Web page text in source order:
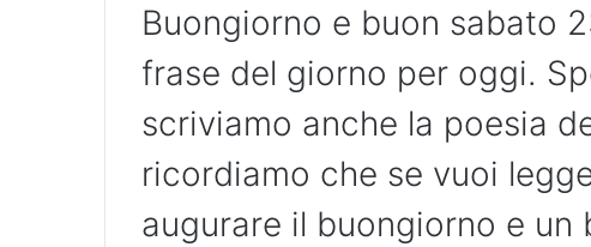
Buongiorno e buon sabato
frase del giorno per oggi.
scriviamo anche la poesia
ricordiamo che se vuoi
augurare il buongiorno e